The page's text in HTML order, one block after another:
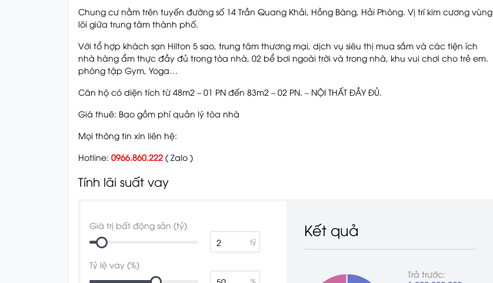
Chung cư nằm trên tuyến đường số 14 Trần Quang Khải, Hồng Bàng, Hải Phòng. Vị trí kim cương vùng
lõi giữa trung tâm thành phố.
Với tổ hợp khách sạn Hilton 5 sao, trung tâm thương mại, dịch vụ siêu thị mua sắm và các tiện ích
nhà hàng ẩm thực đầy đủ trong tòa nhà, 02 bể bơi ngoài trời và trong nhà, khu vui chơi cho trẻ em.
phòng tập Gym, Yoga…
Căn hộ có diện tích từ 48m2 – 01 PN đến 83m2 – 02 PN. – NỘI THẤT ĐẦY ĐỦ.
Giá thuê: Bao gồm phí quản lý tòa nhà
Mọi thông tin xin liên hệ:
Hotline: 0966.860.222 ( Zalo )
Tính lãi suất vay
Giá trị bất động sản (tỷ)
tỷ
Tỷ lệ vay (%)
%
Kết quả
Trả trước: